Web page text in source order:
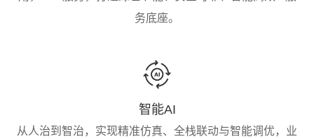
务底座。
智能AI
从人治到智治，实现精准仿真、全栈联动与智能调优，业